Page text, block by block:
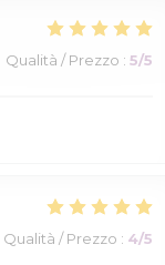
Qualità / Prezzo : 5/5
Qualità / Prezzo : 4/5